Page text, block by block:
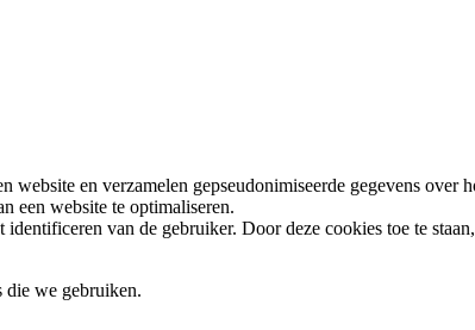
website en verzamelen gepseudonimiseerde gegevens
een website te optimaliseren.
van de gebruiker. Door deze cookies toe te
die we gebruiken.